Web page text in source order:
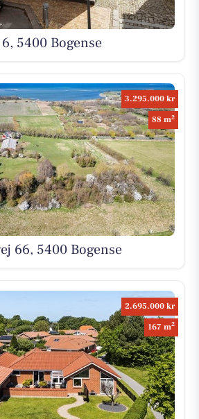
5400 Bogense
3.295.000 kr
88 m2
66, 5400 Bogense
2.695.000 kr
167 m2